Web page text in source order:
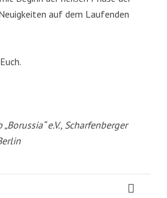
auf dem Laufenden
e.V., Scharfenberger